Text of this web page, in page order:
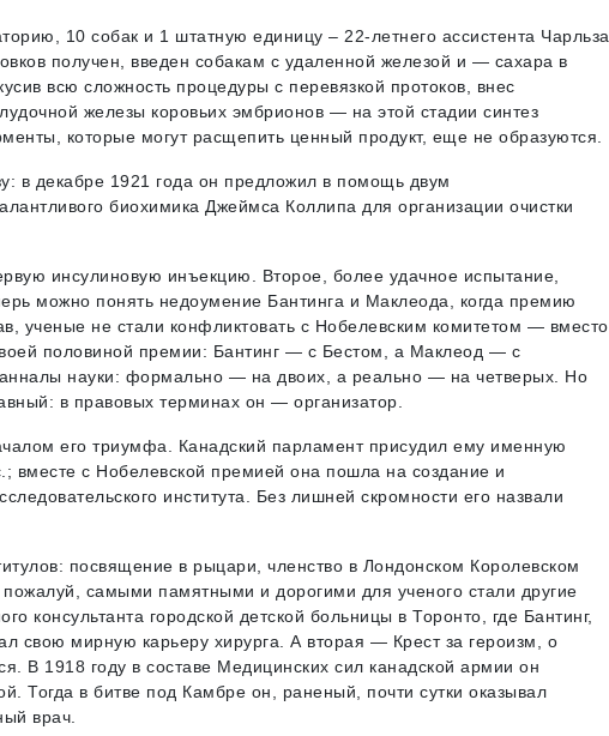
10 собак и 1 штатную единицу – 22-летнего ассистента Чарльза
получен, введен собакам с удаленной железой и — сахара в
всю сложность процедуры с перевязкой протоков, внес
железы коровьих эмбрионов — на этой стадии синтез
которые могут расщепить ценный продукт, еще не образуются.
в декабре 1921 года он предложил в помощь двум
биохимика Джеймса Коллипа для организации очистки
инсулиновую инъекцию. Второе, более удачное испытание,
можно понять недоумение Бантинга и Маклеода, когда премию
ученые не стали конфликтовать с Нобелевским комитетом — вместо
половиной премии: Бантинг — с Бестом, а Маклеод — с
науки: формально — на двоих, а реально — на четверых. Но
в правовых терминах он — организатор.
его триумфа. Канадский парламент присудил ему именную
вместе с Нобелевской премией она пошла на создание и
института. Без лишней скромности его назвали
посвящение в рыцари, членство в Лондонском Королевском
самыми памятными и дорогими для ученого стали другие
консультанта городской детской больницы в Торонто, где Бантинг,
свою мирную карьеру хирурга. А вторая — Крест за героизм, о
В 1918 году в составе Медицинских сил канадской армии он
Тогда в битве под Камбре он, раненый, почти сутки оказывал
врач.